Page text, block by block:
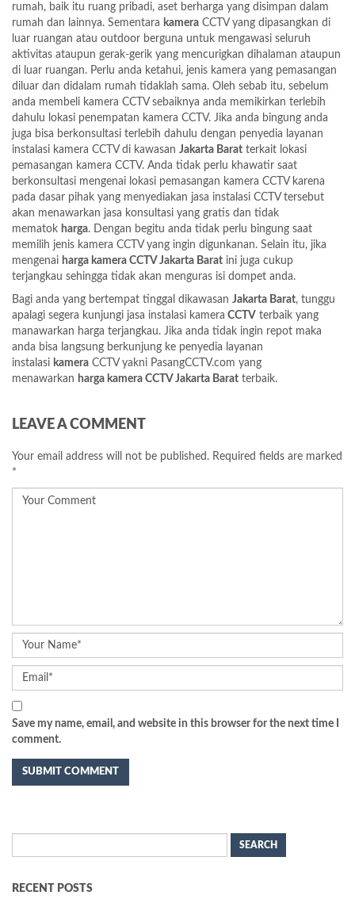
rumah, baik itu ruang pribadi, aset berharga yang disimpan dalam
rumah dan lainnya. Sementara kamera CCTV yang dipasangkan di
luar ruangan atau outdoor berguna untuk mengawasi seluruh
aktivitas ataupun gerak-gerik yang mencurigkan dihalaman ataupun
di luar ruangan. Perlu anda ketahui, jenis kamera yang pemasangan
diluar dan didalam rumah tidaklah sama. Oleh sebab itu, sebelum
anda membeli kamera CCTV sebaiknya anda memikirkan terlebih
dahulu lokasi penempatan kamera CCTV. Jika anda bingung anda
juga bisa berkonsultasi terlebih dahulu dengan penyedia layanan
instalasi kamera CCTV di kawasan Jakarta Barat terkait lokasi
pemasangan kamera CCTV. Anda tidak perlu khawatir saat
berkonsultasi mengenai lokasi pemasangan kamera CCTV karena
pada dasar pihak yang menyediakan jasa instalasi CCTV tersebut
akan menawarkan jasa konsultasi yang gratis dan tidak
mematok harga. Dengan begitu anda tidak perlu bingung saat
memilih jenis kamera CCTV yang ingin digunkanan. Selain itu, jika
mengenai harga kamera CCTV Jakarta Barat ini juga cukup
terjangkau sehingga tidak akan menguras isi dompet anda.
Bagi anda yang bertempat tinggal dikawasan Jakarta Barat, tunggu
apalagi segera kunjungi jasa instalasi kamera CCTV terbaik yang
manawarkan harga terjangkau. Jika anda tidak ingin repot maka
anda bisa langsung berkunjung ke penyedia layanan
instalasi kamera CCTV yakni PasangCCTV.com yang
menawarkan harga kamera CCTV Jakarta Barat terbaik.
LEAVE A COMMENT
Your email address will not be published. Required fields are marked
*
Save my name, email, and website in this browser for the next time I
comment.
for:
RECENT POSTS